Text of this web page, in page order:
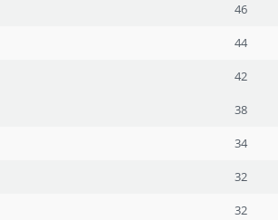
46
44
42
38
34
32
32